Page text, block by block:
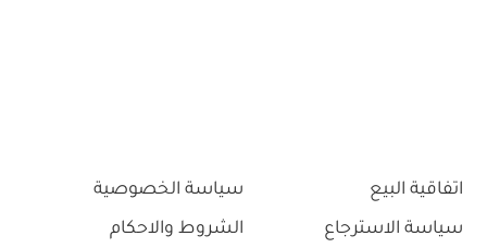
اتفاقية البيع
سياسة الاسترجاع
سياسة الخصوصية
الشروط والاحكام